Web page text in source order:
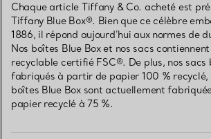
Chaque article Tiffany & Co. acheté est
Tiffany Blue Box®. Bien que ce célèbre
1886, il répond aujourd’hui aux normes de
Nos boîtes Blue Box et nos sacs
recyclable certifié FSC®. De plus, nos sacs
fabriqués à partir de papier 100 % recyclé,
boîtes Blue Box sont actuellement
papier recyclé à 75 %.